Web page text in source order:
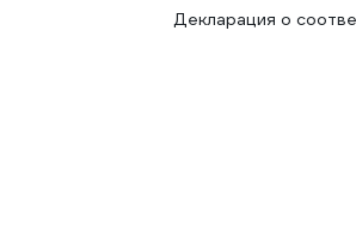
Декларация о